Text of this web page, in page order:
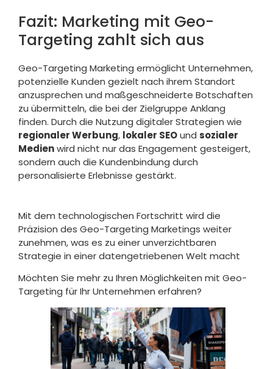
Fazit: Marketing mit Geo-
Targeting zahlt sich aus
Geo-Targeting Marketing ermöglicht Unternehmen,
potenzielle Kunden gezielt nach ihrem Standort
anzusprechen und maßgeschneiderte Botschaften
zu übermitteln, die bei der Zielgruppe Anklang
finden. Durch die Nutzung digitaler Strategien wie
regionaler Werbung, lokaler SEOund sozialer
Medienwird nicht nur das Engagement gesteigert,
sondern auch die Kundenbindung durch
personalisierte Erlebnisse gestärkt.
Mit dem technologischen Fortschritt wird die
Präzision des Geo-Targeting Marketings weiter
zunehmen, was es zu einer unverzichtbaren
Strategie in einer datengetriebenen Welt macht
Möchten Sie mehr zu Ihren Möglichkeiten mit Geo-
Targeting für Ihr Unternehmen erfahren?